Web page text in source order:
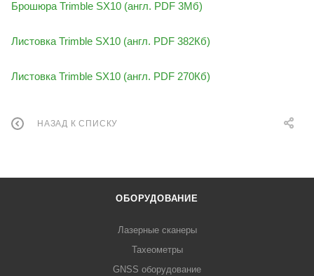
Брошюра Trimble SX10 (англ. PDF 3Мб)
Листовка Trimble SX10 (англ. PDF 382Кб)
Листовка Trimble SX10 (англ. PDF 270Кб)
НАЗАД К СПИСКУ
ОБОРУДОВАНИЕ
Лазерные сканеры
Тахеометры
GNSS оборудование